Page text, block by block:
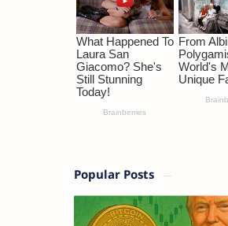
Popular Posts